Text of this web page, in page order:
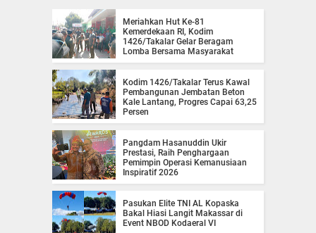
Meriahkan Hut Ke-81
Kemerdekaan RI, Kodim
1426/Takalar Gelar Beragam
Lomba Bersama Masyarakat
Kodim 1426/Takalar Terus Kawal
Pembangunan Jembatan Beton
Kale Lantang, Progres Capai 63,25
Persen
Pangdam Hasanuddin Ukir
Prestasi, Raih Penghargaan
Pemimpin Operasi Kemanusiaan
Inspiratif 2026
Pasukan Elite TNI AL Kopaska
Bakal Hiasi Langit Makassar di
Event NBOD Kodaeral VI